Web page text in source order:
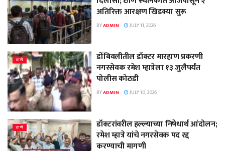
अतिरिक्त आरक्षण खिडक्या सुरू
BYADMIN JULY 11, 2026
ठाणे
डोंबिवलीतील डॉक्टर मारहाण प्रकरणी
नगरसेवक रमेश म्हात्रेला १३ जुलैपर्यंत
पोलीस कोठडी
BYADMIN JULY 10, 2026
ठाणे
डॉक्टरांवरील हल्ल्याच्या निषेधार्थ आंदोलन;
रमेश म्हात्रे यांचे नगरसेवक पद रद्द
करण्याची मागणी